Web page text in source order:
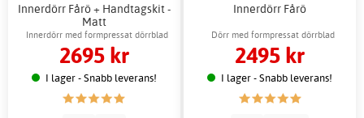
Innerdörr Fårö + Handtagskit -
Matt
Innerdörr med formpressat dörrblad
2695 kr
I lager - Snabb leverans!
Innerdörr Fårö
Dörr med formpressat dörrblad
2495 kr
I lager - Snabb leverans!